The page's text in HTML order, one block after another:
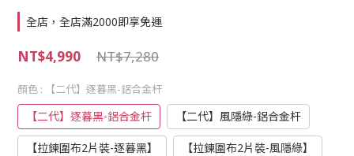
全店，全店滿2000即享免運
NT$7,280
NT$4,990
顏色 : 【二代】逐暮黑-鋁合金杆
【二代】逐暮黑-鋁合金杆 【二代】風隱綠-鋁合金杆
【拉鍊圍布2片裝-逐暮黑】 【拉鍊圍布2片裝-風隱綠】